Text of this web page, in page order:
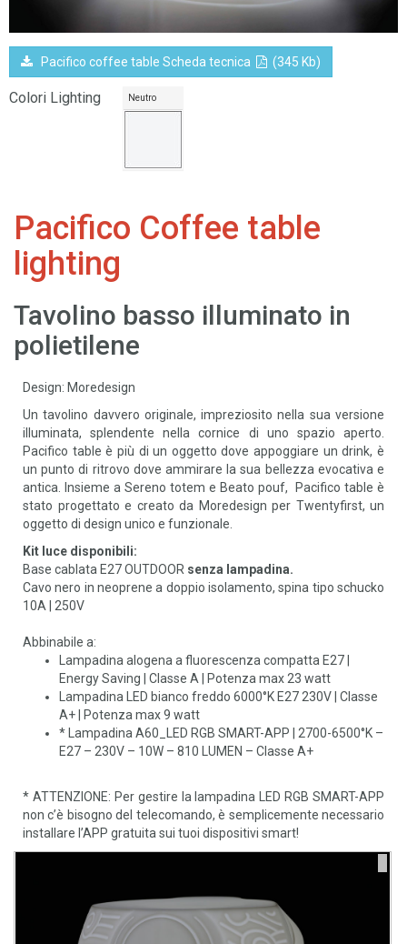
Pacifico coffee table Scheda tecnica (345 Kb)
Colori Lighting Neutro
Pacifico Coffee table
lighting
Tavolino basso illuminato in
polietilene
Design: Moredesign
Un tavolino davvero originale, impreziosito nella sua versione
illuminata, splendente nella cornice di uno spazio aperto.
Pacifico table è più di un oggetto dove appoggiare un drink, è
un punto di ritrovo dove ammirare la sua bellezza evocativa e
antica. Insieme a Sereno totem e Beato pouf, Pacifico table è
stato progettato e creato da Moredesign per Twentyfirst, un
oggetto di design unico e funzionale.
Kit luce disponibili:
Base cablata E27 OUTDOOR senza lampadina.
Cavo nero in neoprene a doppio isolamento, spina tipo schucko
10A | 250V
Abbinabile a:
Lampadina alogena a fluorescenza compatta E27 |
Energy Saving | Classe A | Potenza max 23 watt
Lampadina LED bianco freddo 6000°K E27 230V | Classe
A+ | Potenza max 9 watt
* Lampadina A60_LED RGB SMART-APP | 2700-6500°K –
E27 – 230V – 10W – 810 LUMEN – Classe A+
* ATTENZIONE: Per gestire la lampadina LED RGB SMART-APP
non c’è bisogno del telecomando, è semplicemente necessario
installare l’APP gratuita sui tuoi dispositivi smart!